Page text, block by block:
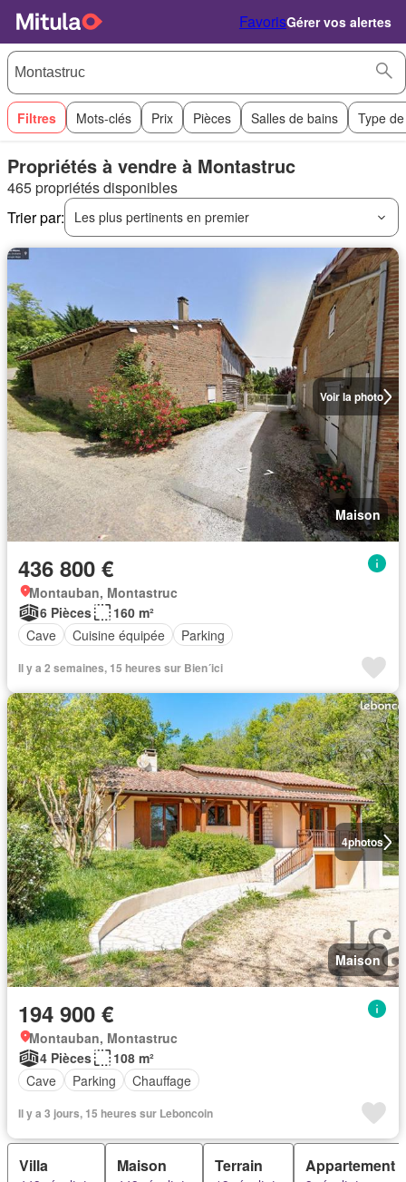
FavorisGérer vos alertes
Filtres Mots-clés Prix Pièces Salles de bains Type
Propriétés à vendre à Montastruc
465 propriétés disponibles
Trier par:
Les plus pertinents en premier
Voir la photo
Maison
436 800 €
Montauban, Montastruc
6 Pièces
160 m²
Cave
Cuisine équipée Parking
Il y a 2 semaines, 15 heures sur Bien´ici
4photos
Maison
194 900 €
Montauban, Montastruc
4 Pièces
108 m²
Cave
Parking Chauffage
Il y a 3 jours, 15 heures sur Leboncoin
Villa Maison Terrain Appartement